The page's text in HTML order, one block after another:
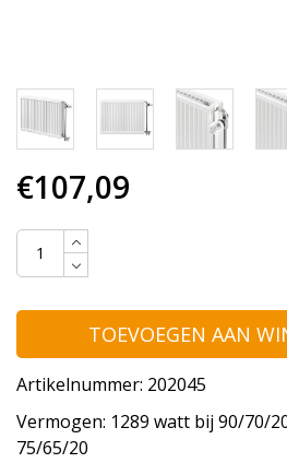
€107,09
TOEVOEGEN AAN
Artikelnummer: 202045
Vermogen: 1289 watt bij 90/70/
75/65/20